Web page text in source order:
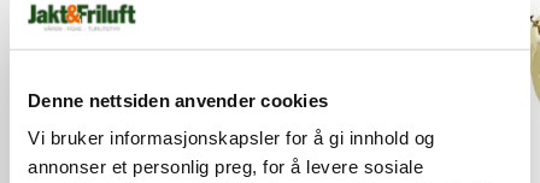
Denne nettsiden anvender cookies
Vi bruker informasjonskapsler for å gi innhold og
annonser et personlig preg, for å levere sosiale